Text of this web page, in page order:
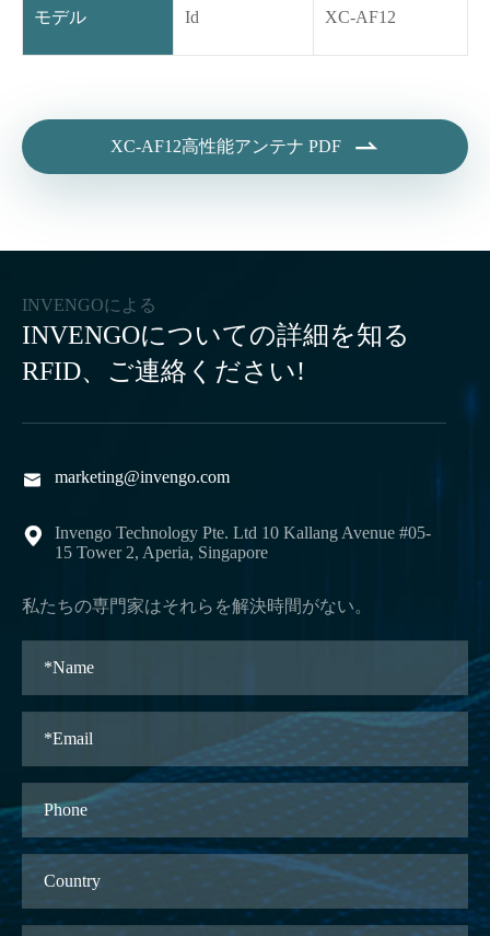
モデル Id XC-AF12
XC-AF12高性能アンテナ PDF 
INVENGOによる
INVENGOについての詳細を知る
RFID、ご連絡ください!
 marketing@invengo.com

Invengo Technology Pte. Ltd 10 Kallang Avenue #05-
15 Tower 2, Aperia, Singapore
私たちの専門家はそれらを解決時間がない。